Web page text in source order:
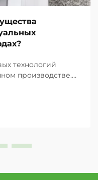
технологий
производстве.
компонентов
элементов